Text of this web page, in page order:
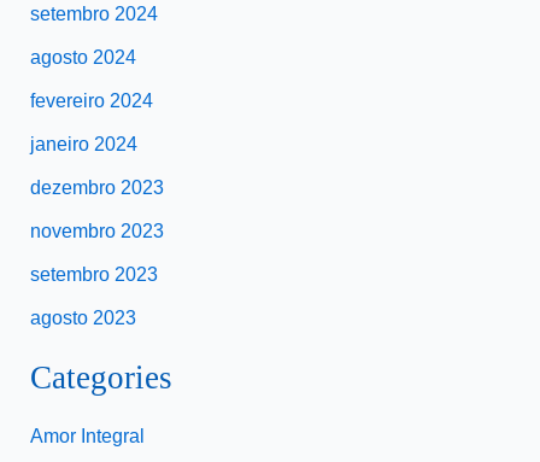
setembro 2024
agosto 2024
fevereiro 2024
janeiro 2024
dezembro 2023
novembro 2023
setembro 2023
agosto 2023
Categories
Amor Integral